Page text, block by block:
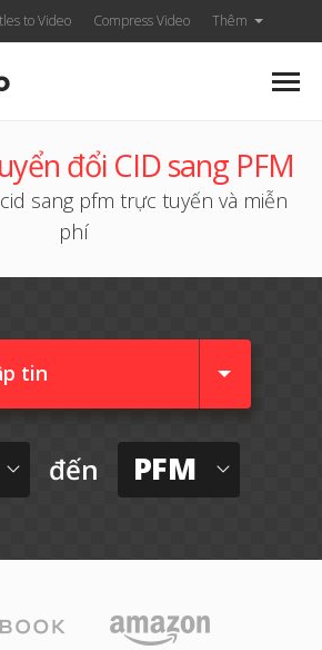
to Video Compress Video Thêm
đổi CID sang PFM
sang pfm trực tuyến và miễn
phí
tin
đến PFM